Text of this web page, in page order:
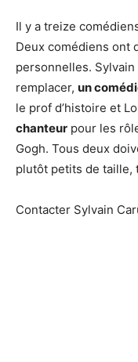
Il y a treize
Deux comédiens ont
personnelles.
remplacer, un
le prof d’histoire et
chanteur pour les
Gogh. Tous deux
plutôt petits de taille,
Contacter Sylvain